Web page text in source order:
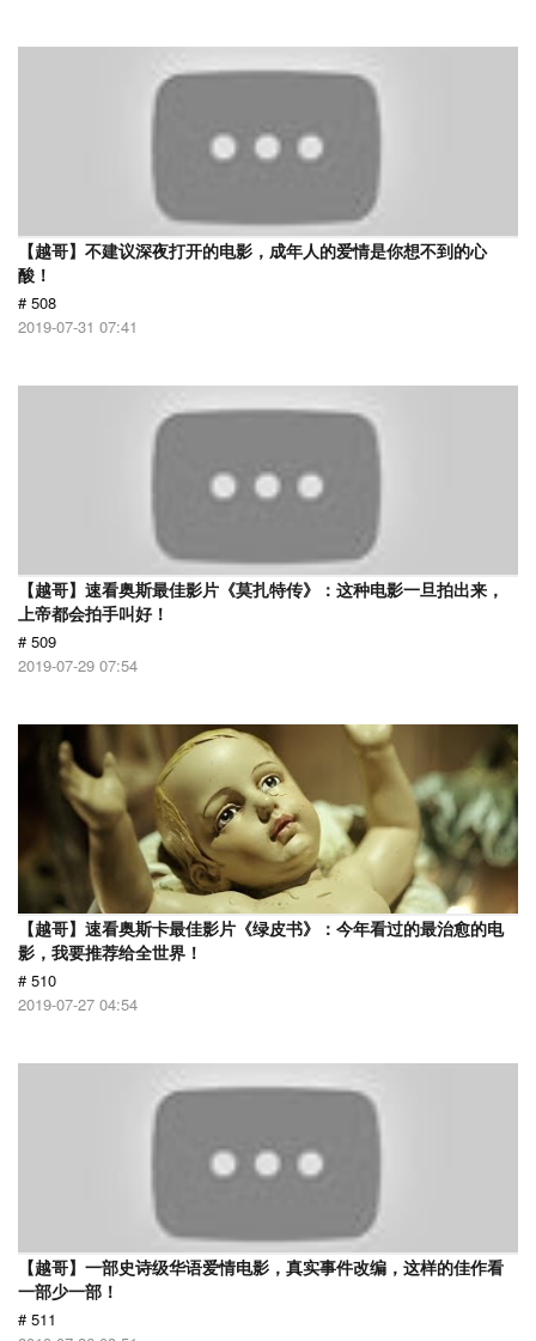
【越哥】不建议深夜打开的电影，成年人的爱情是你想不到的心
酸！
# 508
2019-07-31 07:41
【越哥】速看奥斯最佳影片《莫扎特传》：这种电影一旦拍出来，
上帝都会拍手叫好！
# 509
2019-07-29 07:54
【越哥】速看奥斯卡最佳影片《绿皮书》：今年看过的最治愈的电
影，我要推荐给全世界！
# 510
2019-07-27 04:54
【越哥】一部史诗级华语爱情电影，真实事件改编，这样的佳作看
一部少一部！
# 511